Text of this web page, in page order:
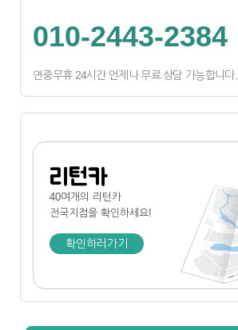
010-2443-2384
연중무휴 24시간 언제나 무료 상담 가능합니다.
리턴카
40여개의 리턴카
전국지점을 확인하세요!
확인하러가기